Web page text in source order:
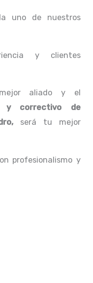
uno de nuestros
y clientes
aliado y el
y correctivo de
será tu mejor
profesionalismo y